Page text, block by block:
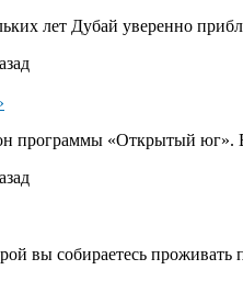
лет Дубай уверенно
программы «Открытый юг».
вы собираетесь проживать